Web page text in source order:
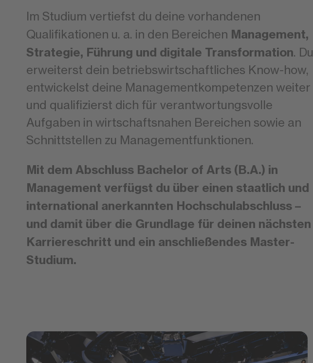
Im Studium vertiefst du deine vorhandenen
Qualifikationen u. a. in den Bereichen Management,
Strategie, Führung und digitale Transformation. Du
erweiterst dein betriebswirtschaftliches Know-how,
entwickelst deine Managementkompetenzen weiter
und qualifizierst dich für verantwortungsvolle
Aufgaben in wirtschaftsnahen Bereichen sowie an
Schnittstellen zu Managementfunktionen.
Mit dem Abschluss Bachelor of Arts (B.A.) in
Management verfügst du über einen staatlich und
international anerkannten Hochschulabschluss –
und damit über die Grundlage für deinen nächsten
Karriereschritt und ein anschließendes Master-
Studium.